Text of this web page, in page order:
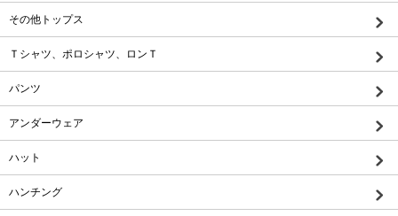
その他トップス
Ｔシャツ、ポロシャツ、ロンＴ
パンツ
アンダーウェア
ハット
ハンチング